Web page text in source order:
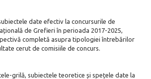
date efectiv la concursurile de
de Grefieri în perioada 2017-2025,
completă asupra tipologiei întrebărilor
cerut de comisiile de concurs.
grilă, subiectele teoretice și spețele date la